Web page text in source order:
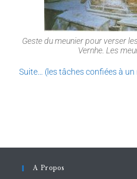
Geste du meunier pour verser
Vernhe. Les
Suite… (les tâches confiées à un
A Propos